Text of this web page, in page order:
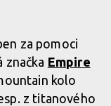
za pomoci
značka Empire
kolo
z titanového